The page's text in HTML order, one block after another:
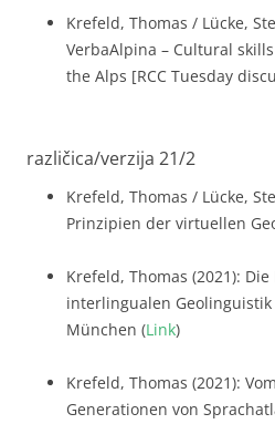
Krefeld, Thomas / Lücke,
VerbaAlpina – Cultural
the Alps [RCC Tuesday
različica/verzija 21/2
Krefeld, Thomas / Lücke,
Prinzipien der virtuellen
Krefeld, Thomas (2021):
interlingualen
München (Link)
Krefeld, Thomas (2021):
Generationen von